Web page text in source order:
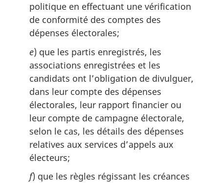
politique en effectuant une vérification
de conformité des comptes des
dépenses électorales;
e) que les partis enregistrés, les
associations enregistrées et les
candidats ont l’obligation de divulguer,
dans leur compte des dépenses
électorales, leur rapport financier ou
leur compte de campagne électorale,
selon le cas, les détails des dépenses
relatives aux services d’appels aux
électeurs;
f) que les règles régissant les créances